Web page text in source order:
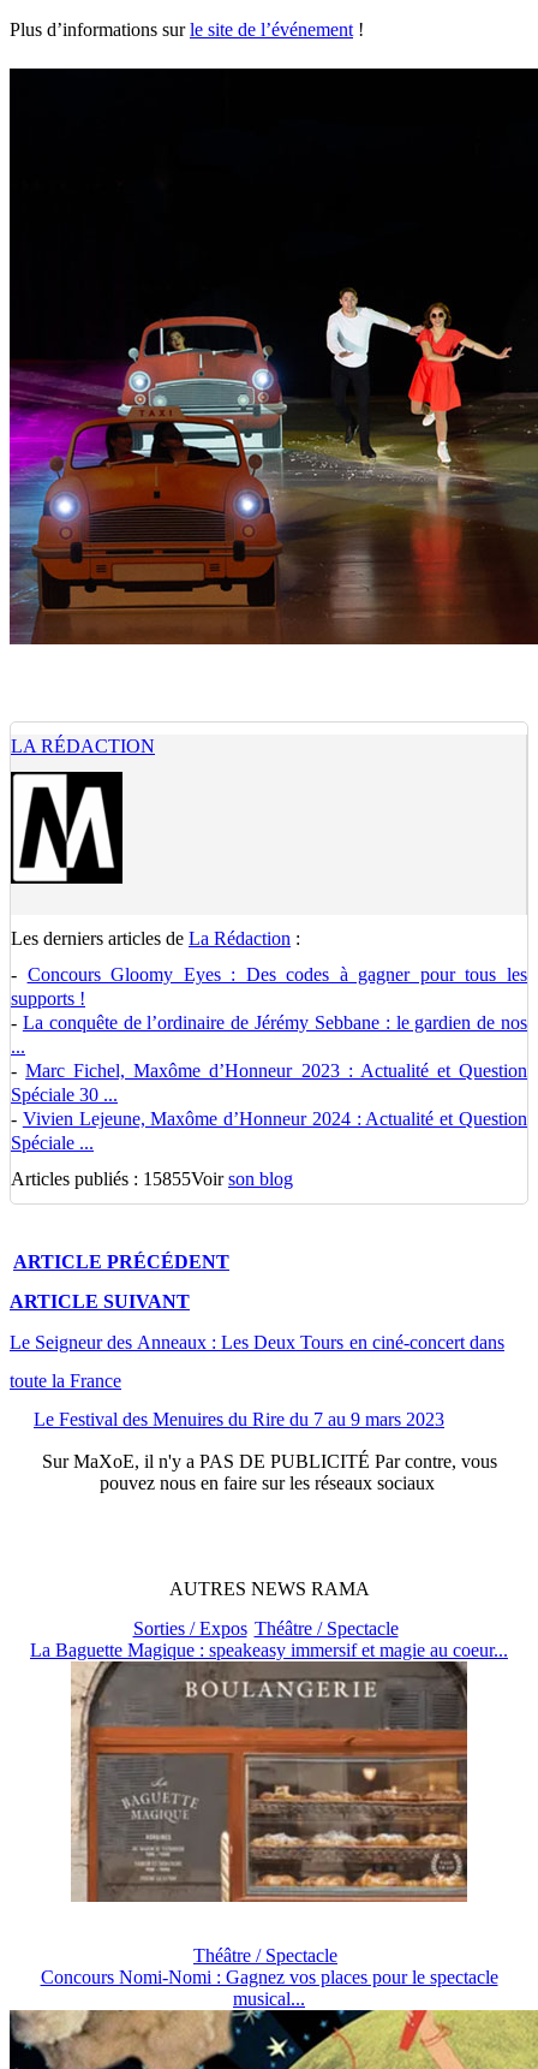
Plus d’informations surle site de l’événement !
LA RÉDACTION
Les derniers articles de La Rédaction :
- Concours Gloomy Eyes : Des codes à gagner pour tous les
supports !
- La conquête de l’ordinaire de Jérémy Sebbane : le gardien de nos
...
-Marc Fichel, Maxôme d’Honneur 2023 : Actualité et Question
Spéciale 30 ...
- Vivien Lejeune, Maxôme d’Honneur 2024 : Actualité et Question
Spéciale ...
Articles publiés : 15855Voirson blog
ARTICLE PRÉCÉDENT
ARTICLE SUIVANT
Le Seigneur des Anneaux : Les Deux Tours en ciné-concert dans
toute la France
Le Festival des Menuires du Rire du 7 au 9 mars 2023
SurMaXoE, il n'y a PAS DE PUBLICITÉ Par contre, vous
pouvez nous en faire sur les réseaux sociaux
AUTRES NEWS RAMA
Sorties / Expos Théâtre / Spectacle
La Baguette Magique : speakeasy immersif et magie au coeur...
Théâtre / Spectacle
Concours Nomi-Nomi : Gagnez vos places pour le spectacle
musical...